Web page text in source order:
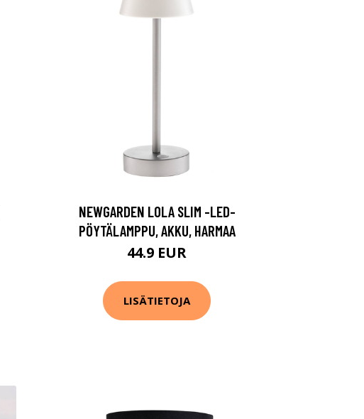
NEWGARDEN LOLA SLIM -LED-
PÖYTÄLAMPPU, AKKU, HARMAA
44.9 EUR
LISÄTIETOJA